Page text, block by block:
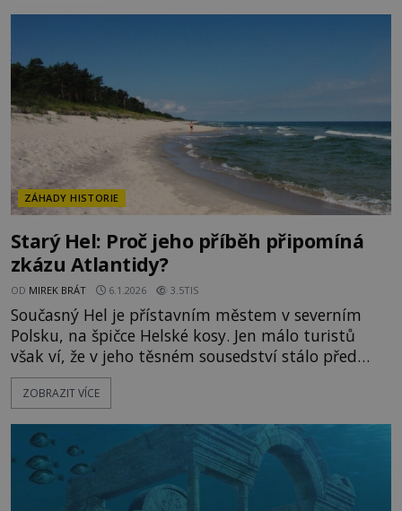
ZÁHADY HISTORIE
Starý Hel: Proč jeho příběh připomíná
zkázu Atlantidy?
OD MIREK BRÁT 6.1.2026 3.5TIS
Současný Hel je přístavním městem v severním
Polsku, na špičce Helské kosy. Jen málo turistů
však ví, že v jeho těsném sousedství stálo před
staletími jiné město – Starý Hel. Podle pověsti ho
zničilo moře jako trest za bezbožnost jeho
příběhu o bájné Atlantidě? Starý Hel skutečně
existoval. Bylo to
ZOBRAZIT VÍCE